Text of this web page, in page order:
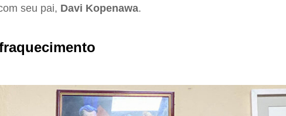
seu pai, Davi Kopenawa.